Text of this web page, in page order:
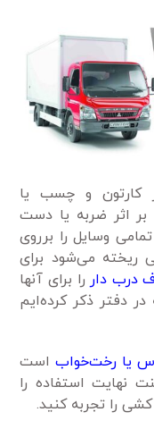
کارتون و چسب یا
بر اثر ضربه یا دست
وسایل را برروی
ریخته می‌شود برای
درب داررا برای آنها
دفتر ذکر کرده‌ایم
یا رخت‌خواباست
نهایت استفاده را
کشی را تجربه کنید.